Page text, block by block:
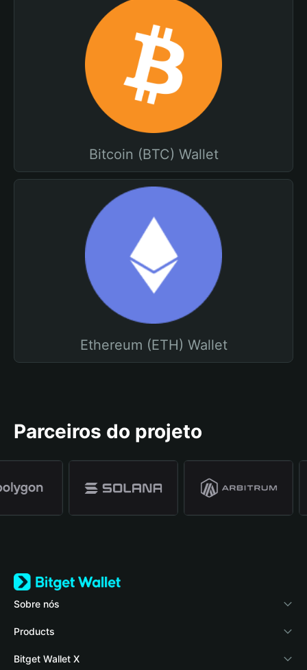
Bitcoin (BTC) Wallet
Ethereum (ETH) Wallet
Parceiros do projeto
Sobre nós
Bitget Wallet
Blog
Products
Crypto Card
Bitget Wallet X